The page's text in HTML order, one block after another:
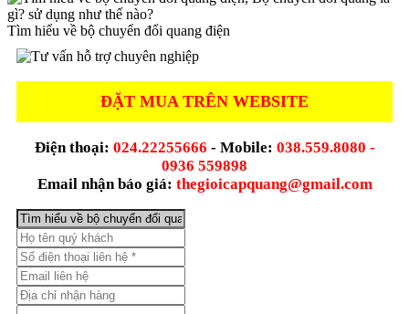
Tìm hiểu về bộ chuyển đổi quang điện
ĐẶT MUA TRÊN WEBSITE
Điện thoại: 024.22255666 - Mobile: 038.559.8080 -
0936 559898
Email nhận báo giá: thegioicapquang@gmail.com